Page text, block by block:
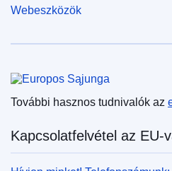
Webeszközök
Európai Unió
További hasznos tudnivalók az
Kapcsolatfelvétel az EU-